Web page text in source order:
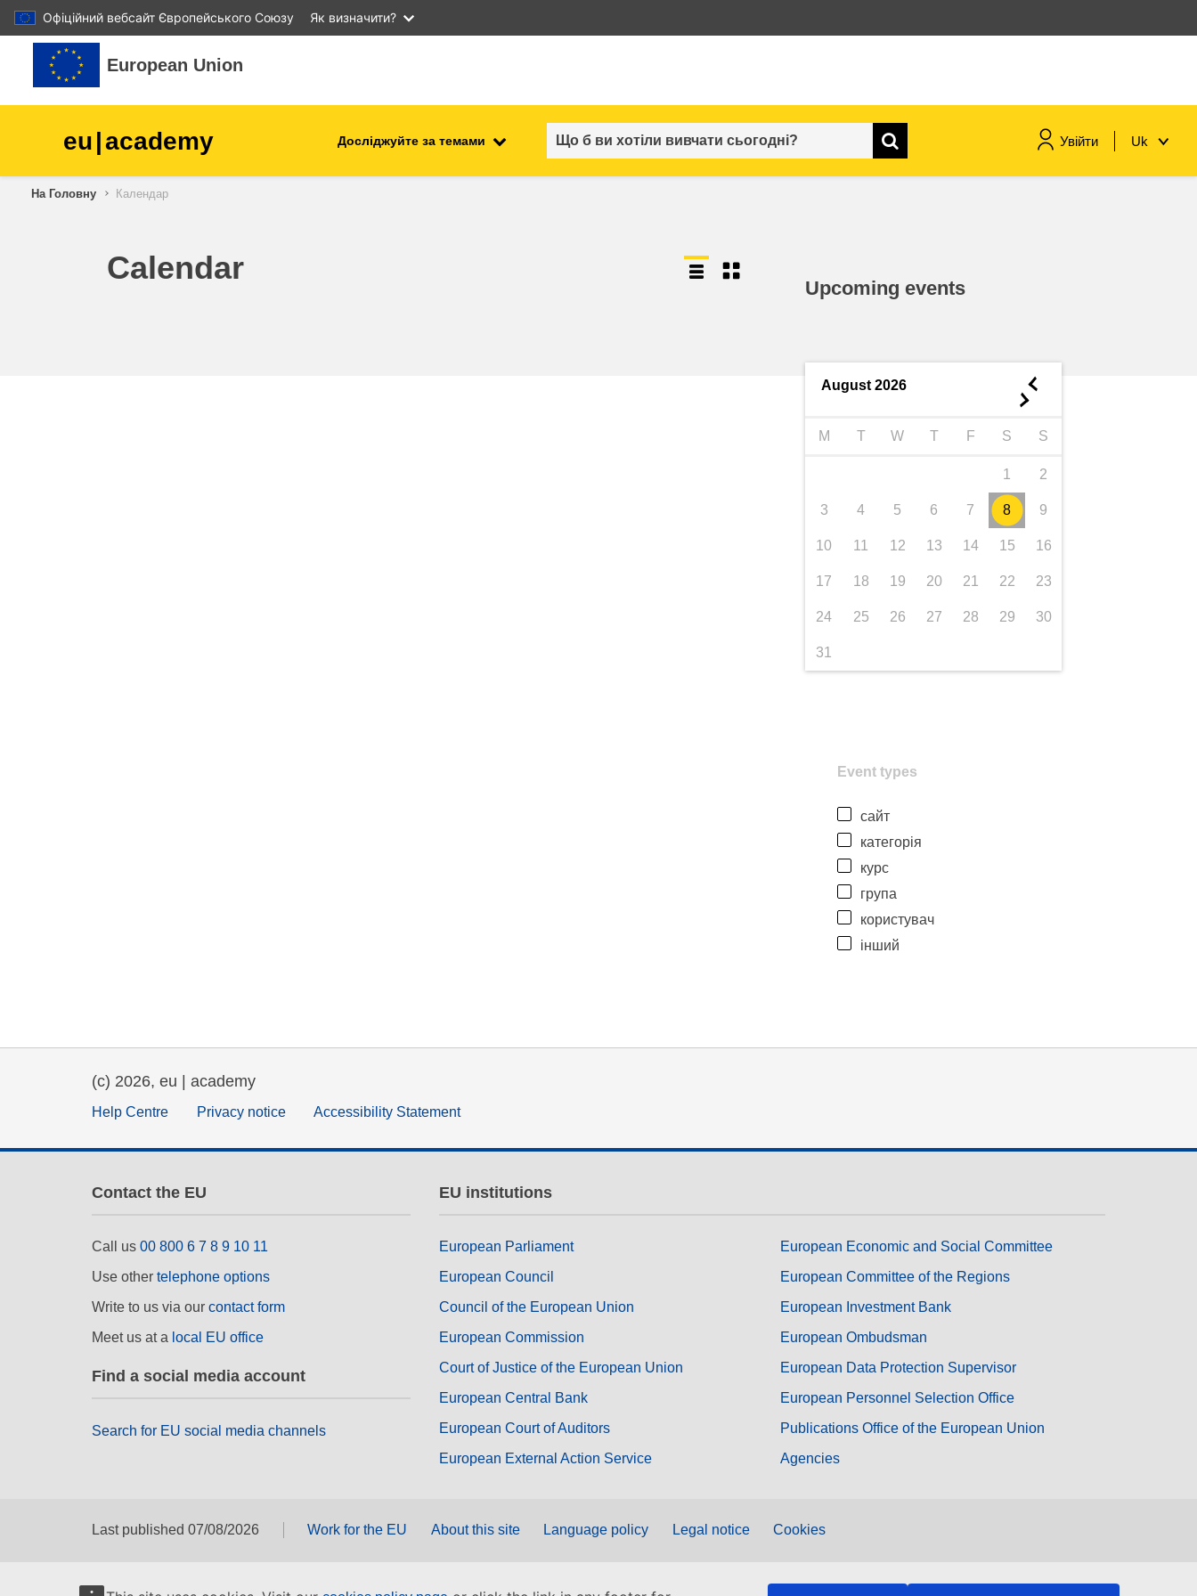
Офіційний вебсайт Європейського Союзу Як визначити?
Перейти до головного вмісту
European Union
eu|academy Досліджуйте за темами Увійти Uk
діти та молодь
продуктів та продовольча
харчування, здоров'я та
знаннями
На Головну Календар
Calendar
Upcoming events
August 2026 ◄
►
M T W T F S S
1 2
3 4 5 6 7 8 9
10 11 12 13 14 15 16
17 18 19 20 21 22 23
24 25 26 27 28 29 30
31
Event types
сайт
категорія
курс
група
користувач
інший
(c) 2026, eu | academy
Help Centre Privacy notice Accessibility Statement
Contact the EU
Call us 00 800 6 7 8 9 10 11
Use other telephone options
Write to us via our contact form
Meet us at a local EU office
Find a social media account
Search for EU social media channels
EU institutions
European Parliament
European Council
Council of the European Union
European Commission
Court of Justice of the European Union
European Central Bank
European Court of Auditors
European External Action Service
European Economic and Social Committee
European Committee of the Regions
European Investment Bank
European Ombudsman
European Data Protection Supervisor
European Personnel Selection Office
Publications Office of the European Union
Agencies
Last published 07/08/2026 Work for the EU About this site Language policy Legal notice Cookies